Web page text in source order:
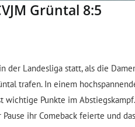
Grüntal 8:5
der Landesliga statt, als die
trafen. In einem
Punkte im
ihr Comeback feierte und